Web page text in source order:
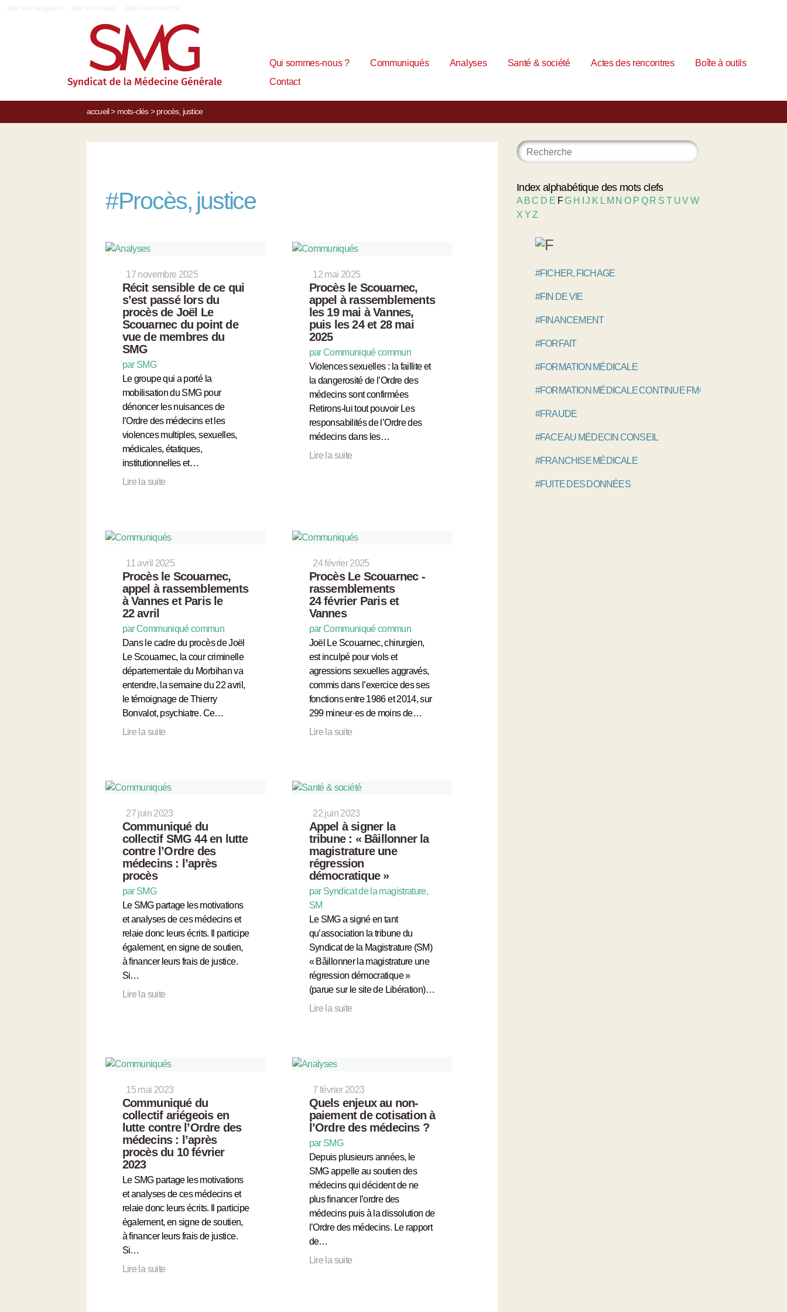
Qui sommes-nous ? Communiqués Analyses Santé & société Actes des rencontres
Boîte à outils
Contact
accueil> mots-clés> procès, justice
#Procès, justice
17 novembre 2025
Récit sensible de ce qui
s’est passé lors du
procès de Joël Le
Scouarnec du point de
vue de membres du
SMG
par SMG
Le groupe qui a porté la
mobilisation du SMG pour
dénoncer les nuisances de
l’Ordre des médecins et les
violences multiples, sexuelles,
médicales, étatiques,
institutionnelles et…
Lire la suite
12 mai 2025
Procès le Scouarnec,
appel à rassemblements
les 19 mai à Vannes,
puis les 24 et 28 mai
2025
par Communiqué commun
Violences sexuelles : la faillite et
la dangerosité de l’Ordre des
médecins sont confirmées
Retirons-lui tout pouvoir Les
responsabilités de l’Ordre des
médecins dans les…
Lire la suite
11 avril 2025
Procès le Scouarnec,
appel à rassemblements
à Vannes et Paris le
22 avril
par Communiqué commun
Dans le cadre du procès de Joël
Le Scouarnec, la cour criminelle
départementale du Morbihan va
entendre, la semaine du 22 avril,
le témoignage de Thierry
Bonvalot, psychiatre. Ce…
Lire la suite
24 février 2025
Procès Le Scouarnec -
rassemblements
24 février Paris et
Vannes
par Communiqué commun
Joël Le Scouarnec, chirurgien,
est inculpé pour viols et
agressions sexuelles aggravés,
commis dans l’exercice des ses
fonctions entre 1986 et 2014, sur
299 mineur·es de moins de…
Lire la suite
27 juin 2023
Communiqué du
collectif SMG 44 en lutte
contre l’Ordre des
médecins : l’après
procès
par SMG
Le SMG partage les motivations
et analyses de ces médecins et
relaie donc leurs écrits. Il participe
également, en signe de soutien,
à financer leurs frais de justice.
Si…
Lire la suite
22 juin 2023
Appel à signer la
tribune : « Bâillonner la
magistrature une
régression
démocratique »
par Syndicat de la magistrature,
SM
Le SMG a signé en tant
qu’association la tribune du
Syndicat de la Magistrature (SM)
« Bâillonner la magistrature une
régression démocratique »
(parue sur le site de Libération)…
Lire la suite
15 mai 2023
Communiqué du
collectif ariégeois en
lutte contre l’Ordre des
médecins : l’après
procès du 10 février
2023
Le SMG partage les motivations
et analyses de ces médecins et
relaie donc leurs écrits. Il participe
également, en signe de soutien,
à financer leurs frais de justice.
Si…
Lire la suite
7 février 2023
Quels enjeux au non-
paiement de cotisation à
l’Ordre des médecins ?
par SMG
Depuis plusieurs années, le
SMG appelle au soutien des
médecins qui décident de ne
plus financer l’ordre des
médecins puis à la dissolution de
l’Ordre des médecins. Le rapport
de…
Lire la suite
Index alphabétique des mots clefs
A BC D E FG H IJ K L M NO P Q R S T UVW
X YZ
#FICHER, FICHAGE
#FIN DE VIE
#FINANCEMENT
#FORFAIT
#FORMATION MÉDICALE
#FORMATION MÉDICALE CONTINUE FMC, DPC
#FRAUDE
#FACE AU MÉDECIN CONSEIL
#FRANCHISE MÉDICALE
#FUITE DES DONNÉES